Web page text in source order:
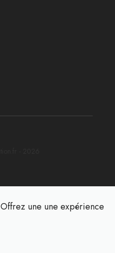
Offrez une une expérience